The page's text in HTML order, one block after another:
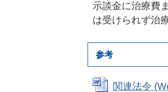
示談金に治療費
は受けられず治
参考
関連法令